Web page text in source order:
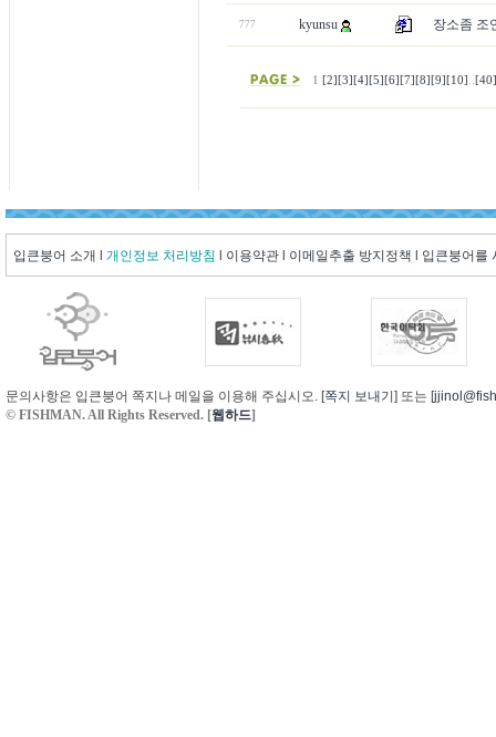
777 kyunsu 장소좀 조
1 [2] [3] [4] [5] [6] [7] [8] [9] [10] [40]
입큰붕어 소개 개인정보 처리방침 이용약관 이메일추출 방지정책 입큰붕어를
문의사항은 입큰붕어 쪽지나 메일을 이용해 주십시오. [쪽지 보내기 ] 또는 [
© FISHMAN. All Rights Reserved. [웹하드]